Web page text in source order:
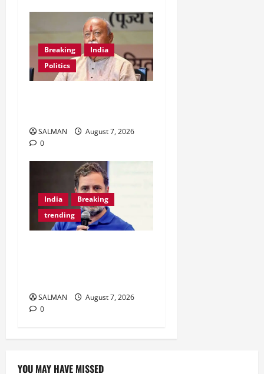
Breaking
India
Politics
SALMAN
August 7, 2026
0
India
Breaking
trending
SALMAN
August 7, 2026
0
YOU MAY HAVE MISSED